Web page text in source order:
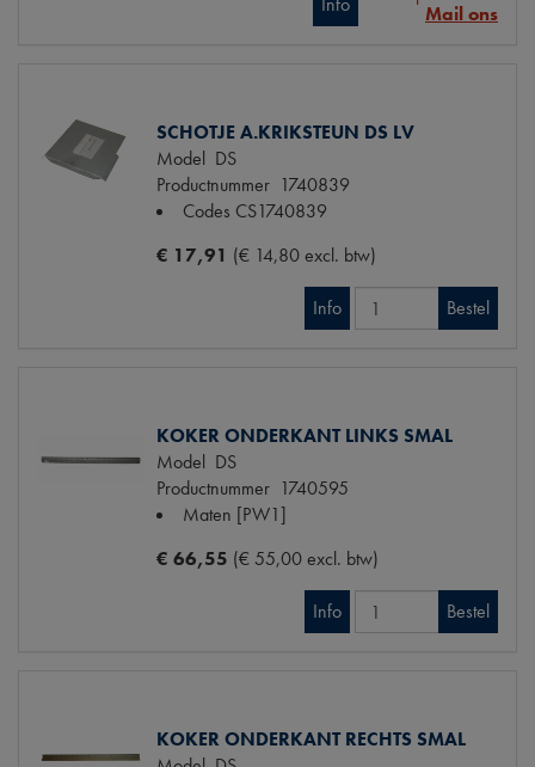
Mail ons
SCHOTJE A.KRIKSTEUN DS LV
Model DS
Productnummer 1740839
Codes CS1740839
€ 17,91 (€ 14,80 excl. btw)
Info Bestel
KOKER ONDERKANT LINKS SMAL
Model DS
Productnummer 1740595
Maten [PW1]
€ 66,55 (€ 55,00 excl. btw)
Info Bestel
KOKER ONDERKANT RECHTS SMAL